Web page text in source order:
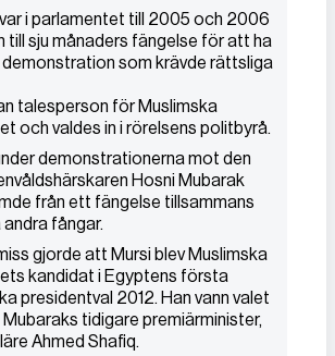
i parlamentet till 2005 och 2006
till sju månaders fängelse för att ha
som krävde rättsliga
talesperson för Muslimska
och valdes in i rörelsens politbyrå.
demonstrationerna mot den
Hosni Mubarak
från ett fängelse tillsammans
fångar.
gjorde att Mursi blev Muslimska
kandidat i Egyptens första
presidentval 2012. Han vann valet
tidigare premiärminister,
Ahmed Shafiq.